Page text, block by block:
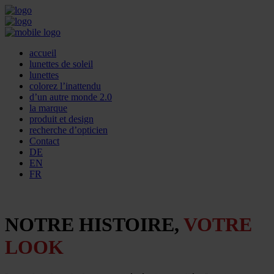
accueil
lunettes de soleil
lunettes
colorez l’inattendu
d’un autre monde 2.0
la marque
produit et design
recherche d’opticien
Contact
DE
EN
FR
NOTRE HISTOIRE, VOTRE
LOOK